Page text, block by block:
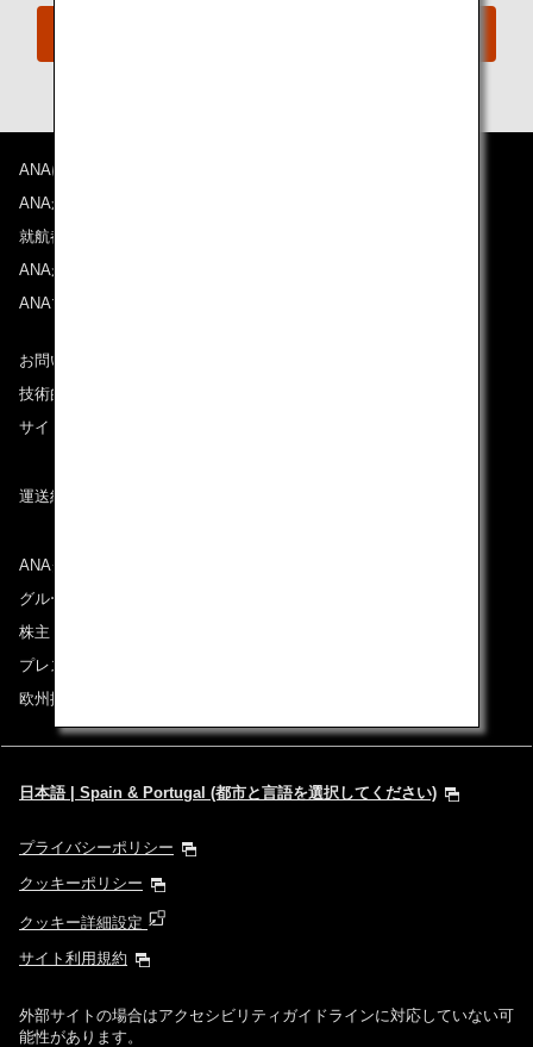
ANAについて
ANAからのお知らせ
就航都市
ANAがお約束する体験
ANAマイレージクラブ
お問い合わせ
技術的なお問い合わせ（推奨環境）
サイトマップ
運送約款
ANAグループについて
グループ企業一覧
株主・投資家情報
プレスリリース
欧州採用情報
日本語 | Spain & Portugal (都市と言語を選択してください)
プライバシーポリシー
クッキーポリシー
クッキー詳細設定
サイト利用規約
外部サイトの場合はアクセシビリティガイドラインに対応していない可
能性があります。